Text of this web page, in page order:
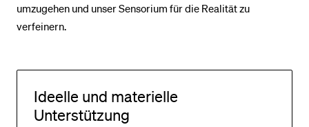
umzugehen und unser Sensorium für die Realität zu
verfeinern.
Ideelle und materielle
Unterstützung